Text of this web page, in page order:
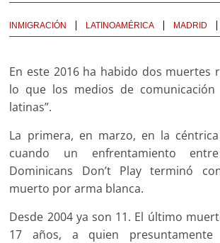
INMIGRACIÓN
LATINOAMÉRICA MADRID
En este 2016 ha habido dos muertes
lo que los medios de comunicación
latinas”.
La primera, en marzo, en la
cuando un enfrentamiento
Dominicans Don’t Play terminó
muerto por arma blanca.
Desde 2004 ya son 11. El último
17 años, a quien